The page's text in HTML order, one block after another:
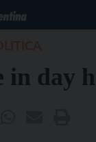
in day